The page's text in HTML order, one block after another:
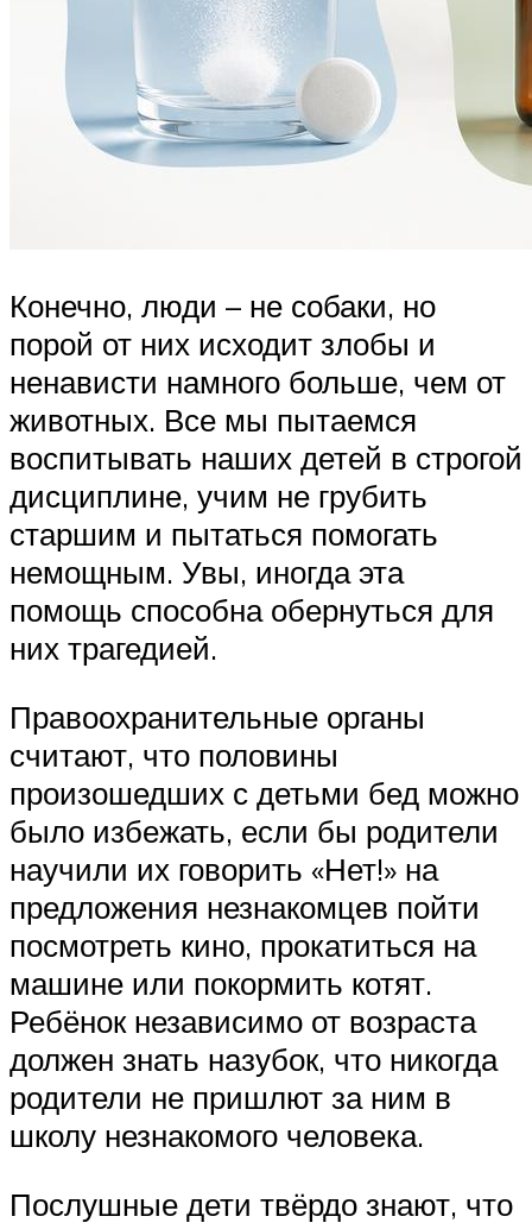
Конечно, люди – не собаки, но
порой от них исходит злобы и
ненависти намного больше, чем от
животных. Все мы пытаемся
воспитывать наших детей в строгой
дисциплине, учим не грубить
старшим и пытаться помогать
немощным. Увы, иногда эта
помощь способна обернуться для
них трагедией.
Правоохранительные органы
считают, что половины
произошедших с детьми бед можно
было избежать, если бы родители
научили их говорить «Нет!» на
предложения незнакомцев пойти
посмотреть кино, прокатиться на
машине или покормить котят.
Ребёнок независимо от возраста
должен знать назубок, что никогда
родители не пришлют за ним в
школу незнакомого человека.
Послушные дети твёрдо знают, что